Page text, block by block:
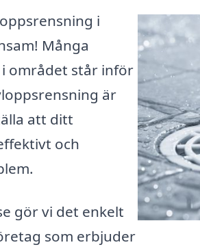
i
Många
området står inför
är
att ditt
och
gör vi det enkelt
som erbjuder